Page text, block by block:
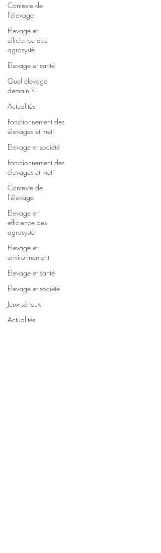
Contexte de
l'élevage
Elevage et
efficience des
agrosystè
Elevage et santé
Quel élevage
demain ?
Actualités
Fonctionnement des
élevages et méti
Elevage et société
Fonctionnement des
élevages et méti
Contexte de
l'élevage
Elevage et
efficience des
agrosystè
Elevage et
environnement
Elevage et santé
Elevage et société
Jeux sérieux
Actualités